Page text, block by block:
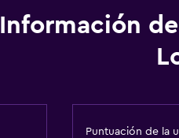
Información
Puntuación de la